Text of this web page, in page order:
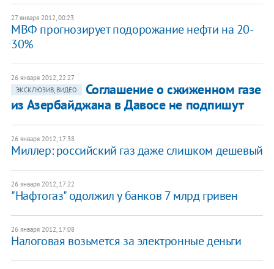
27 января 2012, 00:23
МВФ прогнозирует подорожание нефти на 20-
30%
26 января 2012, 22:27
ЭКСКЛЮЗИВ, ВИДЕО
Соглашение о сжиженном газе
из Азербайджана в Давосе не подпишут
26 января 2012, 17:38
Миллер: российский газ даже слишком дешевый
26 января 2012, 17:22
"Нафтогаз" одолжил у банков 7 млрд гривен
26 января 2012, 17:08
Налоговая возьмется за электронные деньги